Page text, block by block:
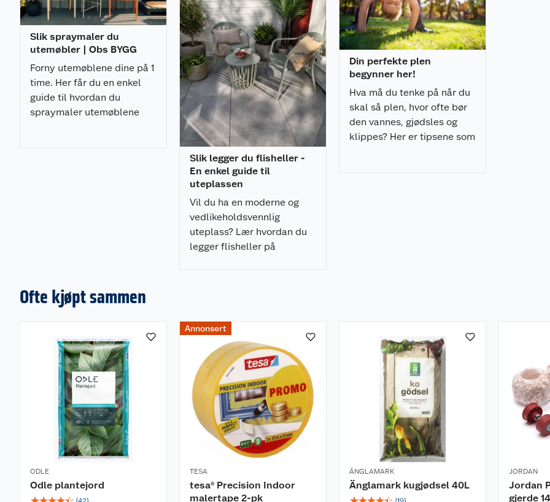
Slik spraymaler du
utemøbler | Obs BYGG
Forny utemøblene dine på 1
time. Her får du en enkel
guide til hvordan du
spraymaler utemøblene
Slik legger du flisheller -
En enkel guide til
uteplassen
Vil du ha en moderne og
vedlikeholdsvennlig
uteplass? Lær hvordan du
legger flisheller på
Din perfekte plen
begynner her!
Hva må du tenke på når du
skal så plen, hvor ofte bør
den vannes, gjødsles og
klippes? Her er tipsene som
Ofte kjøpt sammen
ODLE
Odle plantejord
Annonsert
TESA
tesa® Precision Indoor
malertape 2-pk
ÄNGLAMARK
Änglamark kugjødsel 40L
JORDAN
Jordan
gjerde